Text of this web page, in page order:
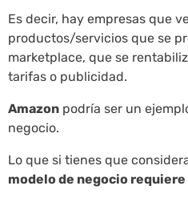
Es decir, hay empresas que
productos/servicios que se
marketplace, que se
tarifas o publicidad.
Amazon podría ser un
negocio.
Lo que si tienes que
modelo de negocio